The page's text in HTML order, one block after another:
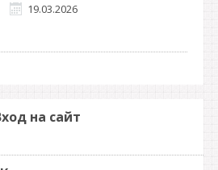
19.03.2026
на сайт